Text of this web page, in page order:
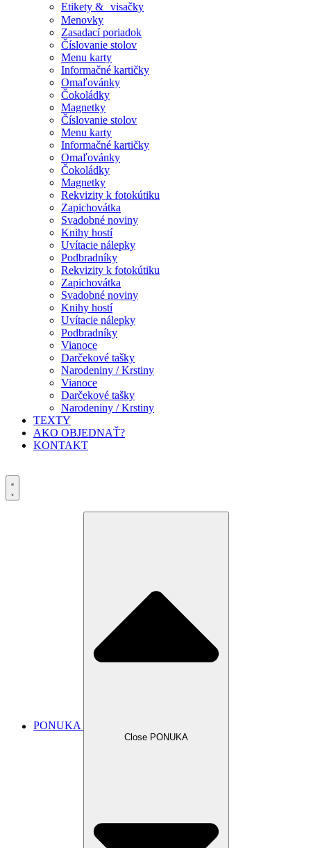
Etikety & visačky
Menovky
Zasadací poriadok
Číslovanie stolov
Menu karty
Informačné kartičky
Omaľovánky
Čokoládky
Magnetky
Číslovanie stolov
Menu karty
Informačné kartičky
Omaľovánky
Čokoládky
Magnetky
Rekvizity k fotokútiku
Zapichovátka
Svadobné noviny
Knihy hostí
Uvítacie nálepky
Podbradníky
Rekvizity k fotokútiku
Zapichovátka
Svadobné noviny
Knihy hostí
Uvítacie nálepky
Podbradníky
Vianoce
Darčekové tašky
Narodeniny / Krstiny
Vianoce
Darčekové tašky
Narodeniny / Krstiny
TEXTY
AKO OBJEDNAŤ?
KONTAKT
PONUKA
Close PONUKA